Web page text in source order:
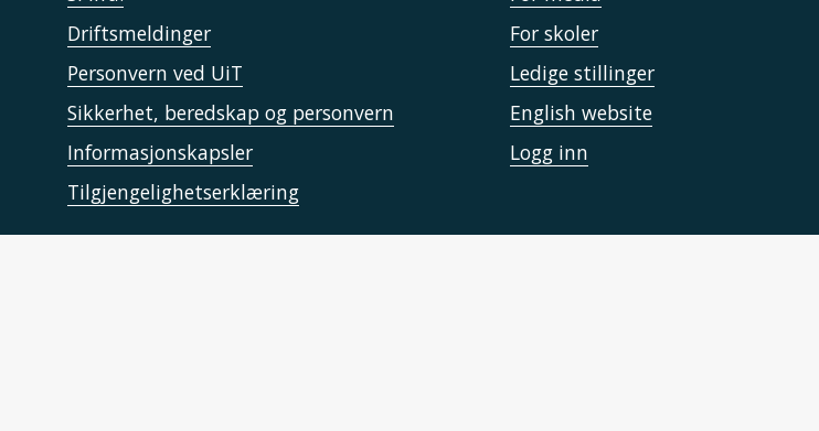
Driftsmeldinger
Personvern ved UiT
Sikkerhet, beredskap og personvern
Informasjonskapsler
Tilgjengelighetserklæring
For skoler
Ledige stillinger
English website
Logg inn